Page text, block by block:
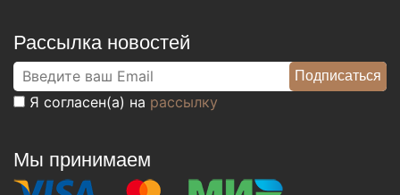
Рассылка новостей
Я согласен(а) на рассылку
Мы принимаем